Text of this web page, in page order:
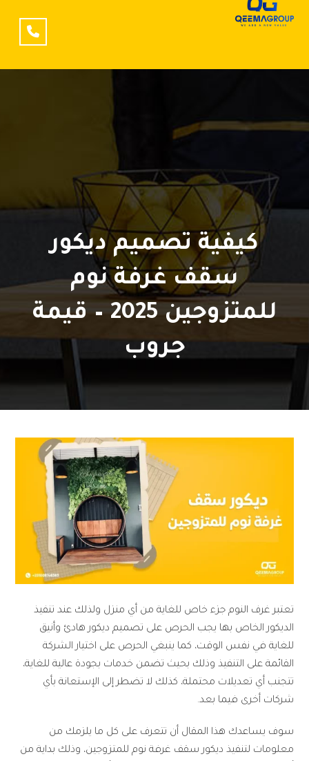
كيفية تصميم ديكور
سقف غرفة نوم
للمتزوجين 2025 – قيمة
جروب
تعتبر غرف النوم جزء خاص للغاية من أي منزل ولذلك عند تنفيذ
الديكور الخاص بها يجب الحرص على تصميم ديكور هادئ وأنيق
للغاية في نفس الوقت، كما ينبغي الحرص على اختيار الشركة
القائمة على التنفيذ وذلك بحيث تضمن خدمات بجودة عالية للغاية،
تتجنب أي تعديلات محتملة، كذلك لا تضطر إلى الإستعانة بأي
شركات أخرى فيما بعد.
سوف يساعدك هذا المقال أن تتعرف على كل ما يلزمك من
معلومات لتنفيذ ديكور سقف غرفة نوم للمتزوجين، وذلك بداية من